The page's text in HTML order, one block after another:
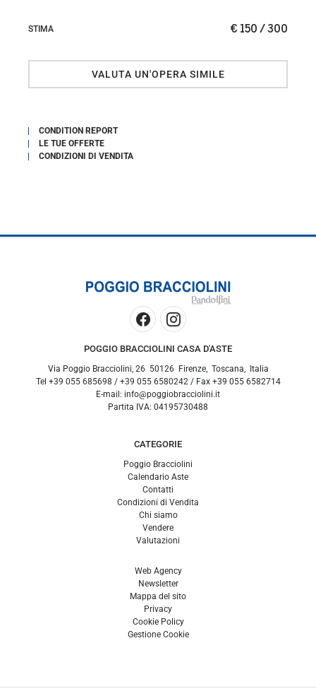
€ 150 / 300
STIMA
VALUTA UN'OPERA SIMILE
CONDITION REPORT
LE TUE OFFERTE
CONDIZIONI DI VENDITA
POGGIO BRACCIOLINI CASA D'ASTE
Via Poggio Bracciolini, 26 50126 Firenze, Toscana,
Italia
Tel +39 055 685698 / +39 055 6580242/ Fax +39 055 6582714
E-mail: info@poggiobracciolini.it
Partita IVA: 04195730488
CATEGORIE
Poggio Bracciolini
Calendario Aste
Contatti
Condizioni di Vendita
Chi siamo
Vendere
Valutazioni
Web Agency
Newsletter
Mappa del sito
Privacy
Cookie Policy
Gestione Cookie